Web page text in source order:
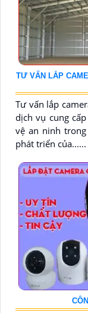
TƯ VẤN LẮP
Tư vấn lắp
dịch vụ cung
vệ an ninh
phát triển của......